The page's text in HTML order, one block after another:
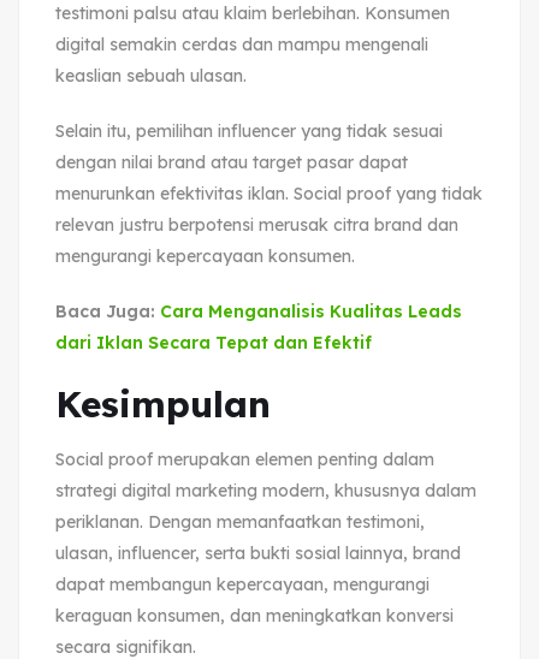
testimoni palsu atau klaim berlebihan. Konsumen
digital semakin cerdas dan mampu mengenali
keaslian sebuah ulasan.
Selain itu, pemilihan influencer yang tidak sesuai
dengan nilai brand atau target pasar dapat
menurunkan efektivitas iklan. Social proof yang tidak
relevan justru berpotensi merusak citra brand dan
mengurangi kepercayaan konsumen.
Baca Juga: Cara Menganalisis Kualitas Leads
dari Iklan Secara Tepat dan Efektif
Kesimpulan
Social proof merupakan elemen penting dalam
strategi digital marketing modern, khususnya dalam
periklanan. Dengan memanfaatkan testimoni,
ulasan, influencer, serta bukti sosial lainnya, brand
dapat membangun kepercayaan, mengurangi
keraguan konsumen, dan meningkatkan konversi
secara signifikan.